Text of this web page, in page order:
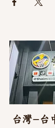
台灣-台